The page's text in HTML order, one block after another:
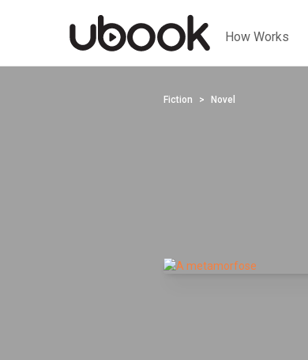
How Works
Fiction Novel